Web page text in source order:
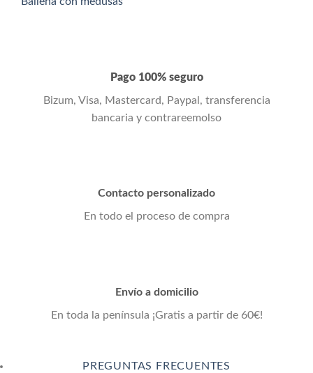
Pago 100% seguro
Bizum, Visa, Mastercard, Paypal, transferencia
bancaria y contrareemolso
Contacto personalizado
En todo el proceso de compra
Envío a domicilio
En toda la península ¡Gratis a partir de 60€!
PREGUNTAS FRECUENTES